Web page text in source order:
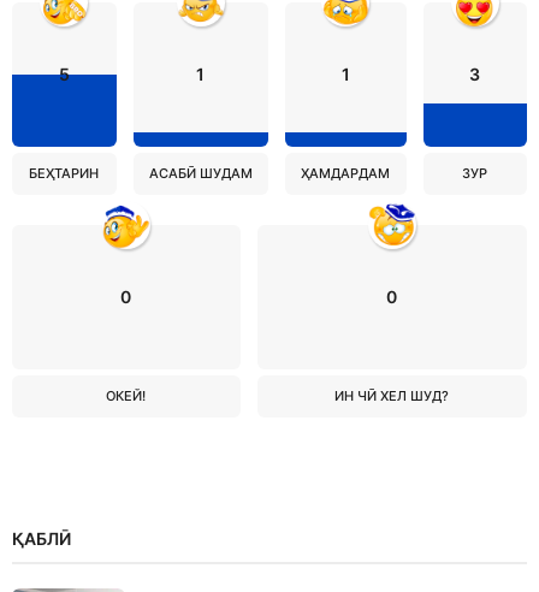
5
БЕҲТАРИН
1
АСАБӢ ШУДАМ
1
ҲАМДАРДАМ
3
ЗУР
0
ОКЕЙ!
0
ИН ЧӢ ХЕЛ ШУД?
ҚАБЛӢ